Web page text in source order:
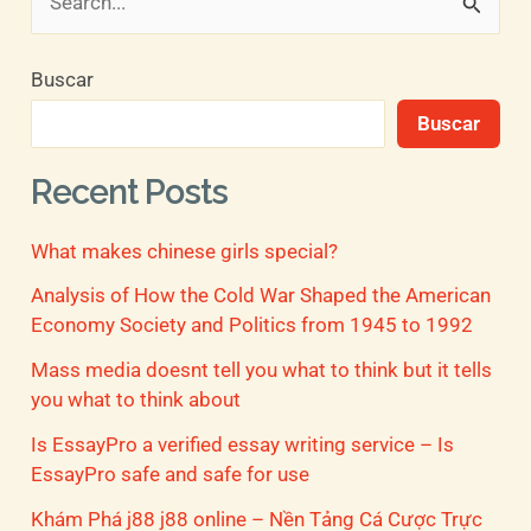
s
r
p
o
r
:
Buscar
Buscar
Recent Posts
What makes chinese girls special?
Analysis of How the Cold War Shaped the American
Economy Society and Politics from 1945 to 1992
Mass media doesnt tell you what to think but it tells
you what to think about
Is EssayPro a verified essay writing service – Is
EssayPro safe and safe for use
Khám Phá j88 j88 online – Nền Tảng Cá Cược Trực